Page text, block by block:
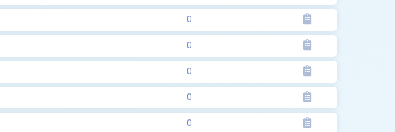
0
0
0
0
0